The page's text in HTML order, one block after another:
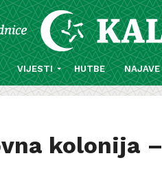
VIJESTI HUTBE NAJAVE
kolonija –